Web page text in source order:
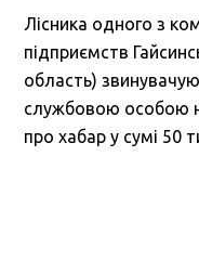
Лісника одного з
підприємств
область)
службовою особою
про хабар у сумі 50